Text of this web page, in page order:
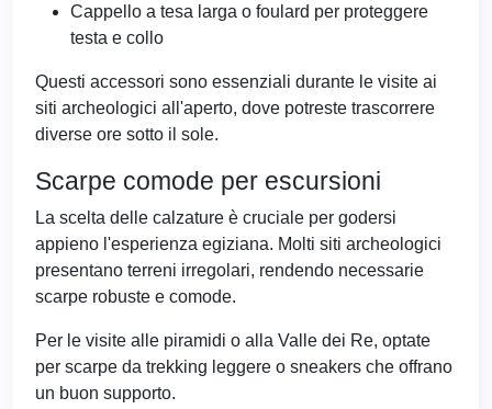
Cappello a tesa larga o foulard per proteggere
testa e collo
Questi accessori sono essenziali durante le visite ai
siti archeologici all'aperto, dove potreste trascorrere
diverse ore sotto il sole.
Scarpe comode per escursioni
La scelta delle calzature è cruciale per godersi
appieno l'esperienza egiziana. Molti siti archeologici
presentano terreni irregolari, rendendo necessarie
scarpe robuste e comode.
Per le visite alle piramidi o alla Valle dei Re, optate
per scarpe da trekking leggere o sneakers che offrano
un buon supporto.